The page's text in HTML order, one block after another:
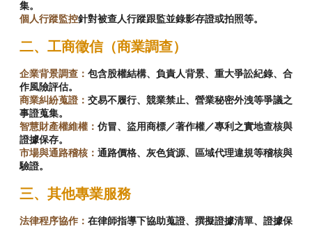
集。
個人行蹤監控針對被查人行蹤跟監並錄影存證或拍照等。
二、工商徵信（商業調查）
企業背景調查： 包含股權結構、負責人背景、重大爭訟紀錄、合
作風險評估。
商業糾紛蒐證： 交易不履行、競業禁止、營業秘密外洩等爭議之
事證蒐集。
智慧財產權維權： 仿冒、盜用商標／著作權／專利之實地查核與
證據保存。
市場與通路稽核： 通路價格、灰色貨源、區域代理違規等稽核與
驗證。
三、其他專業服務
法律程序協作： 在律師指導下協助蒐證、撰擬證據清單、證據保